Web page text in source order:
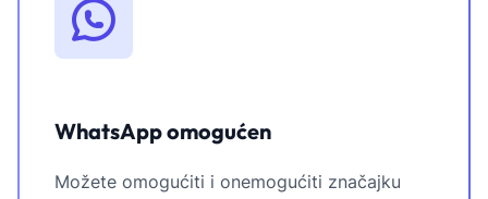
WhatsApp omogućen
Možete omogućiti i onemogućiti značajku